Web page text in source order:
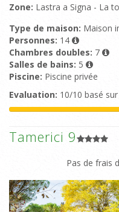
Zone: Lastra a Signa - La
Type de maison: Maison
Personnes: 14
Chambres doubles: 7
Salles de bains: 5
Piscine: Piscine privée
Evaluation: 10/10 basé
Tamerici 9
Pas de frais